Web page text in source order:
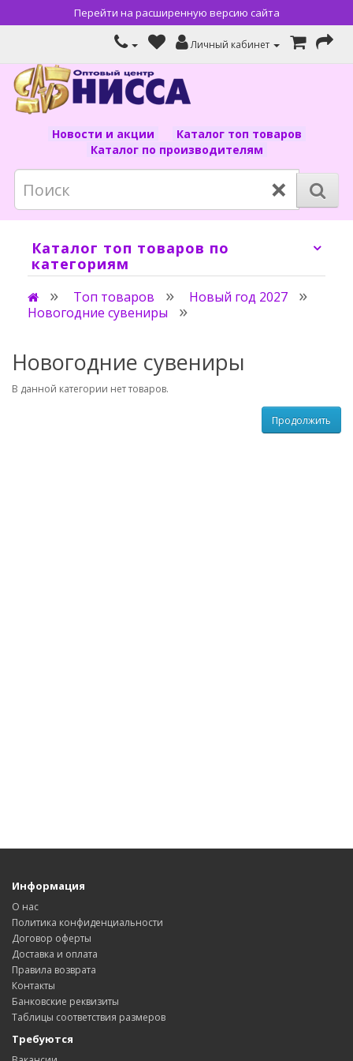
Перейти на расширенную версию сайта
Личный кабинет
Новости и акции
Каталог топ товаров
Каталог по производителям
×
Каталог топ товаров по
категориям
Топ товаров
Новый год 2027
Новогодние сувениры
Новогодние сувениры
В данной категории нет товаров.
Продолжить
Информация
О нас
Политика конфиденциальности
Договор оферты
Доставка и оплата
Правила возврата
Контакты
Банковские реквизиты
Таблицы соответствия размеров
Требуются